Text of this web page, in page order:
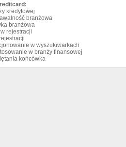
kredytowej
branżowa
branżowa
rejestracji
w wyszukiwarkach
w branży finansowej
końcówka